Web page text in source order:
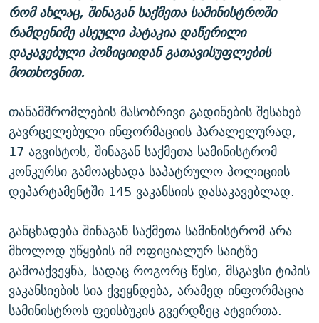
რომ ახლაც, შინაგან საქმეთა სამინისტროში
რამდენიმე ასეული პატაკია დაწერილი
დაკავებული პოზიციიდან გათავისუფლების
მოთხოვნით.
თანამშრომლების მასობრივი გადინების შესახებ
გავრცელებული ინფორმაციის პარალელურად,
17 აგვისტოს, შინაგან საქმეთა სამინისტრომ
კონკურსი გამოაცხადა საპატრულო პოლიციის
დეპარტამენტში 145 ვაკანსიის დასაკავებლად.
განცხადება შინაგან საქმეთა სამინისტრომ არა
მხოლოდ უწყების იმ ოფიციალურ საიტზე
გამოაქვეყნა, სადაც როგორც წესი, მსგავსი ტიპის
ვაკანსიების სია ქვეყნდება, არამედ ინფორმაცია
სამინისტროს ფეისბუკის გვერდზეც ატვირთა.